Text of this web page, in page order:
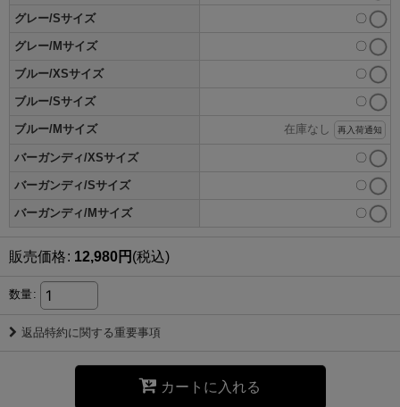
グレー/Sサイズ 〇
グレー/Mサイズ 〇
ブルー/XSサイズ 〇
ブルー/Sサイズ 〇
ブルー/Mサイズ 在庫なし 再入荷通知
バーガンディ/XSサイズ 〇
バーガンディ/Sサイズ 〇
バーガンディ/Mサイズ 〇
販売価格: 12,980円 (税込)
数量:
返品特約に関する重要事項
カートに入れる